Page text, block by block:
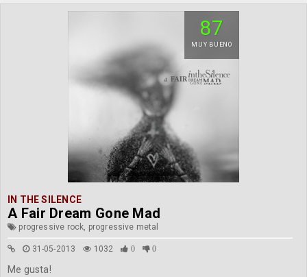
87
MUY BUENO
IN THE SILENCE
A Fair Dream Gone Mad
progressive rock, progressive metal
31-05-2013 1032 0 0
Me gusta!